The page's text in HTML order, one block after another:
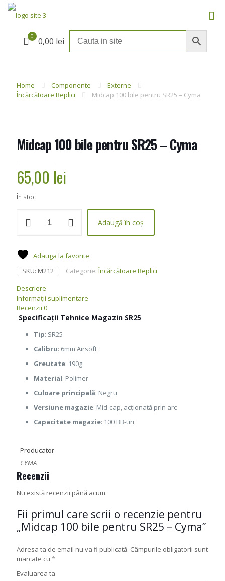
0 0,00 lei
Home Componente
Externe
Încărcătoare Replici
Midcap 100 bile pentru SR25 – Cyma
Midcap 100 bile pentru SR25 – Cyma
65,00 lei
În stoc
Midcap
pentru
SR25
Adaugă în coș
Adauga la favorite
SKU: M212 Categorie:Încărcătoare Replici
Descriere
Informații suplimentare
Recenzii 0
Specificații Tehnice Magazin SR25
Tip: SR25
Calibru: 6mm Airsoft
Greutate: 190g
Material: Polimer
Culoare principală: Negru
Versiune magazie: Mid-cap, acționată prin arc
Capacitate magazie: 100 BB-uri
Producator
CYMA
Recenzii
Nu există recenzii până acum.
Fii primul care scrii o recenzie pentru
„Midcap 100 bile pentru SR25 – Cyma”
Adresa ta de email nu va fi publicată. Câmpurile obligatorii sunt
marcate cu *
Evaluarea ta